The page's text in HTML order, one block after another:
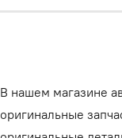
В нашем магазине
оригинальные